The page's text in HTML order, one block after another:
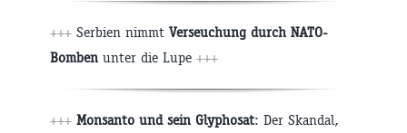
+++ Serbien nimmt Verseuchung durch NATO-
Bomben unter die Lupe +++
+++ Monsanto und sein Glyphosat: Der Skandal,